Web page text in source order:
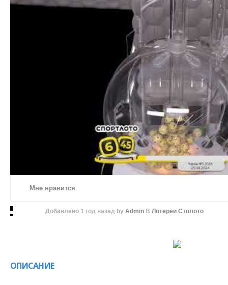
Мне нравится
Добавлено 1 год назадby AdminВ Лотереи Столото
ОПИСАНИЕ